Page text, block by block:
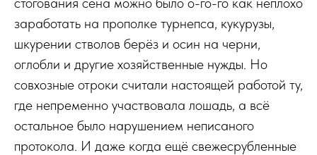
заработать на прополке турнепса, кукурузы,
шкурении стволов берёз и осин на черни,
оглобли и другие хозяйственные нужды. Но
совхозные отроки считали настоящей работой ту,
где непременно участвовала лошадь, а всё
остальное было нарушением неписаного
протокола. И даже когда ещё свежесрубленные